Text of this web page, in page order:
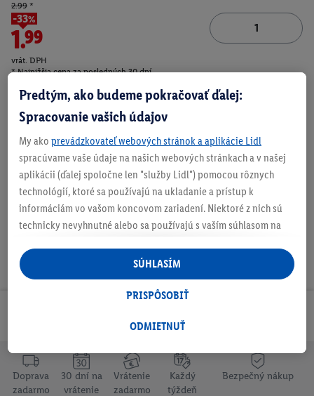
2.99 *
-33%
1.99
vrát. DPH
* Najnižšia cena za posledných 30 dní
Číslo produktu:
O produkte
Doprava
zadarmo
30 dní na
vrátenie
Vrátenie
zadarmo
Každý
týždeň
Bezpečný nákup
Predtým, ako budeme pokračovať ďalej:
Spracovanie vašich údajov
My ako prevádzkovateľ webových stránok a aplikácie Lidl
spracúvame vaše údaje na našich webových stránkach a v našej
aplikácii (ďalej spoločne len "služby Lidl") pomocou rôznych
technológií, ktoré sa používajú na ukladanie a prístup k
informáciám vo vašom koncovom zariadení. Niektoré z nich sú
technicky nevyhnutné alebo sa používajú s vaším súhlasom na
personalizovanú reklamu v rámci služieb Lidl aj mimo nich. Ak
ste účastníkom programu Lidl Plus, na tieto účely sa spracúvajú
aj údaje z vášho nákupného správania v obchode.
následne si vytvoríte účet Lidl Plus alebo sa prihlásite do svojho
tiež vytvoriť špeciálny online identifikátor z e-mailovej adresy,
ktorú tam uvediete, aby sme vás mohli rozpoznať v službách
prevádzkovaných tretími stranami a zobrazovať vám
ODMIETNUŤ
PRISPÔSOBIŤ
SÚHLASÍM